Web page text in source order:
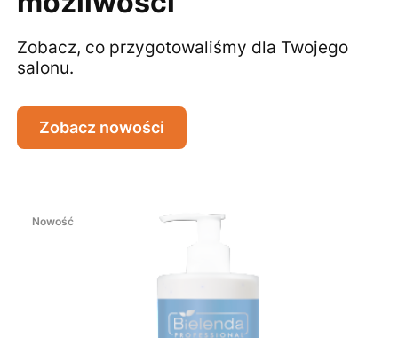
Zobacz, co przygotowaliśmy dla Twojego
salonu.
Zobacz nowości
Nowość